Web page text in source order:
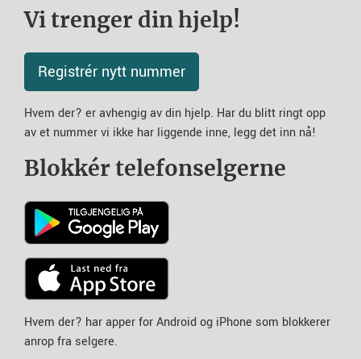
Vi trenger din hjelp!
Registrér nytt nummer
Hvem der? er avhengig av din hjelp. Har du blitt ringt opp
av et nummer vi ikke har liggende inne, legg det inn nå!
Blokkér telefonselgerne
Hvem der? har apper for Android og iPhone som blokkerer
anrop fra selgere.